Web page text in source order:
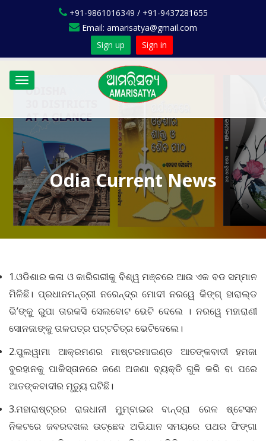
+91-9861016349 / +91-9437281655
Email: amarisatya@gmail.com
Sign up
Sign in
Toggle
navigation
Odia Current News
1.ଓଡିଶାର କଳା ଓ କାରିଗରୀକୁ ବିଶ୍ୱ ମଞ୍ଚରେ ଆଉ ଏକ ବଡ ସମ୍ମାନ
ମିଳିଛି। ପ୍ରଧାନମନ୍ତ୍ରୀ ନରେନ୍ଦ୍ର ମୋଦୀ ନରୱେ କିଙ୍ଗ୍ ହାରାଲ୍ଡ
ଭି’ଙ୍କୁ ରୁପା ତାରକସି ସେଲବୋଟ ଭେଟି ଦେଲେ । ନରୱେ ମହାରାଣୀ
ସୋନଜାଙ୍କୁ ତାଳପତ୍ର ପଟ୍ଟଚିତ୍ର ଭେଟିଦେଲେ।
2.ପୁଲୱାମା ଆକ୍ରମଣର ମାଷ୍ଟରମାଇଣ୍ଡ ଆତଙ୍କବାଦୀ ହମଜା
ବୁରହାନକୁ ପାକିସ୍ତାନରେ ଜଣେ ଅଜଣା ବ୍ୟକ୍ତି ଗୁଳି କରି ବା ପରେ
ଆତଙ୍କବାଦୀର ମୃତ୍ୟୁ ଘଟିଛି।
3.ମହାରାଷ୍ଟ୍ରର ରାଜଧାନୀ ମୁମ୍ବାଇର ବାନ୍ଦ୍ରା ରେଳ ଷ୍ଟେସନ
ନିକଟରେ ଜବରଦଖଲ ଉଚ୍ଛେଦ ଅଭିଯାନ ସମୟରେ ପଥର ଫିଙ୍ଗା